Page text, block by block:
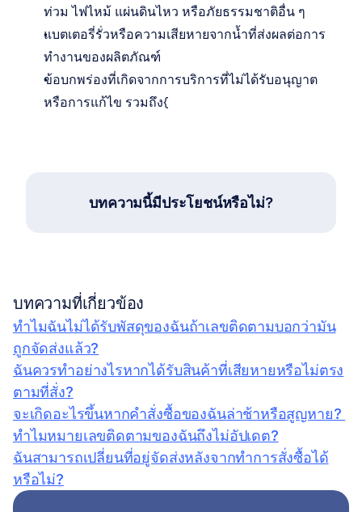
ท่วม ไฟไหม้ แผ่นดินไหว หรือภัยธรรมชาติอื่น ๆ
แบตเตอรี่รั่วหรือความเสียหายจากน้ำที่ส่งผลต่อการ
ทำงานของผลิตภัณฑ์
ข้อบกพร่องที่เกิดจากการบริการที่ไม่ได้รับอนุญาต
หรือการแก้ไข รวมถึง{
บทความนี้มีประโยชน์หรือไม่?
บทความที่เกี่ยวข้อง
ทำไมฉันไม่ได้รับพัสดุของฉันถ้าเลขติดตามบอกว่ามัน
ถูกจัดส่งแล้ว?
ฉันควรทำอย่างไรหากได้รับสินค้าที่เสียหายหรือไม่ตรง
ตามที่สั่ง?
จะเกิดอะไรขึ้นหากคำสั่งซื้อของฉันล่าช้าหรือสูญหาย?
ทำไมหมายเลขติดตามของฉันถึงไม่อัปเดต?
ฉันสามารถเปลี่ยนที่อยู่จัดส่งหลังจากทำการสั่งซื้อได้
หรือไม่?